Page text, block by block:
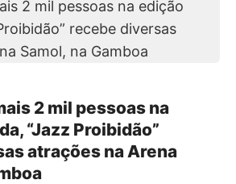
2 mil pessoas na
“Jazz Proibidão”
atrações na Arena